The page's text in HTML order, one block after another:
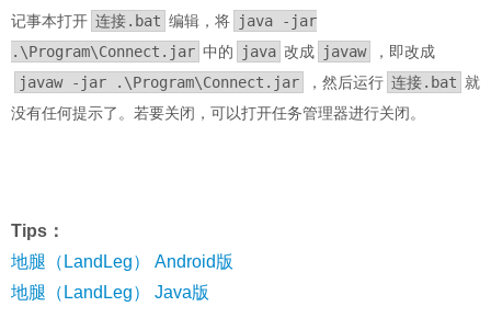
记事本打开 连接.bat 编辑，将 java -jar
.\Program\Connect.jar 中的 java 改成 javaw
，即改成
javaw -jar .\Program\Connect.jar
，然后运行 连接.bat 就
没有任何提示了。若要关闭，可以打开任务管理器进行关闭。
Tips：
地腿（LandLeg） Android版
地腿（LandLeg） Java版